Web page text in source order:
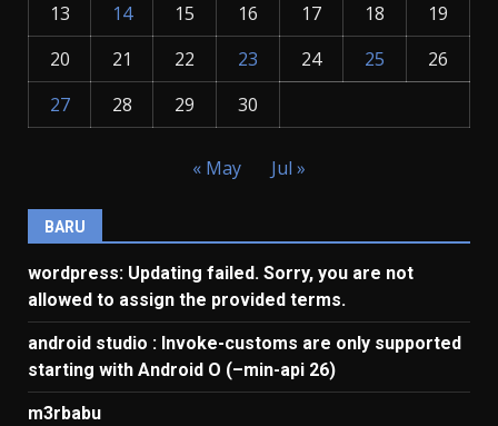
13
14 15 16 17 18
19
20
21 22 23 24 25
26
27
28 29 30
« May Jul »
BARU
wordpress: Updating failed. Sorry, you are not
allowed to assign the provided terms.
android studio : Invoke-customs are only supported
starting with Android O (–min-api 26)
m3rbabu